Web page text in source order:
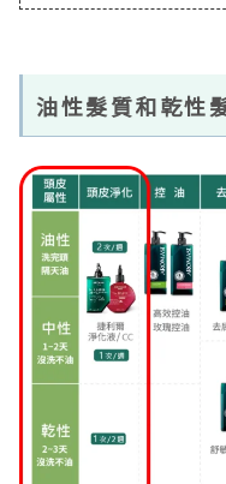
油性髮質和乾性